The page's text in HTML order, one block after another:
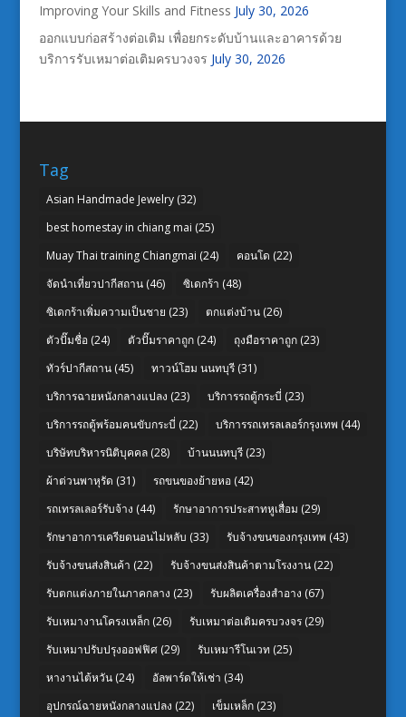
Improving Your Skills and Fitness July 30, 2026
ออกแบบก่อสร้างต่อเติม เพื่อยกระดับบ้านและอาคารด้วย
บริการรับเหมาต่อเติมครบวงจร July 30, 2026
Tag
Asian Handmade Jewelry(32)
best homestay in chiang mai (25)
Muay Thai training Chiangmai (24) คอนโด (22)
จัดนำเที่ยวปากีสถาน(46) ซิเดกร้า (48)
ซิเดกร้าเพิ่มความเป็นชาย (23) ตกแต่งบ้าน(26)
ตัวปั๊มชื่อ(24) ตัวปั๊มราคาถูก(24) ถุงมือราคาถูก(23)
ทัวร์ปากีสถาน(45) ทาวน์โฮม นนทบุรี(31)
บริการฉายหนังกลางแปลง (23) บริการรถตู้กระบี่ (23)
บริการรถตู้พร้อมคนขับกระบี่ (22) บริการรถเทรลเลอร์กรุงเทพ (44)
บริษัทบริหารนิติบุคคล(28) บ้านนนทบุรี(23)
ผ้าต่วนพาหุรัด (31) รถขนของย้ายหอ(42)
รถเทรลเลอร์รับจ้าง (44) รักษาอาการประสาทหูเสื่อม (29)
รักษาอาการเครียดนอนไม่หลับ (33) รับจ้างขนของกรุงเทพ (43)
รับจ้างขนส่งสินค้า (22) รับจ้างขนส่งสินค้าตามโรงงาน(22)
รับตกแต่งภายในภาคกลาง (23) รับผลิตเครื่องสำอาง (67)
รับเหมางานโครงเหล็ก(26) รับเหมาต่อเติมครบวงจร(29)
รับเหมาปรับปรุงออฟฟิศ(29) รับเหมารีโนเวท (25)
หางานไต้หวัน(24) อัลพาร์ดให้เช่า (34)
อุปกรณ์ฉายหนังกลางแปลง (22) เข็มเหล็ก(23)